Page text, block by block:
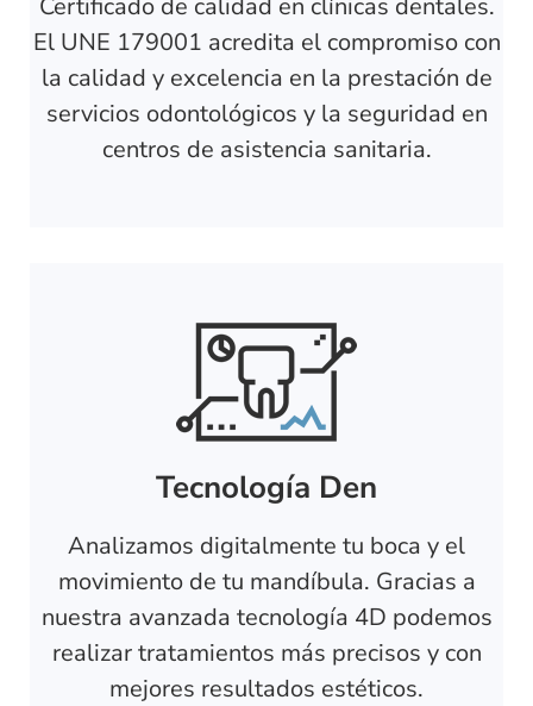
Certificado de calidad en clínicas dentales.
El UNE 179001 acredita el compromiso con
la calidad y excelencia en la prestación de
servicios odontológicos y la seguridad en
centros de asistencia sanitaria.
Tecnología Den
Analizamos digitalmente tu boca y el
movimiento de tu mandíbula. Gracias a
nuestra avanzada tecnología 4D podemos
realizar tratamientos más precisos y con
mejores resultados estéticos.